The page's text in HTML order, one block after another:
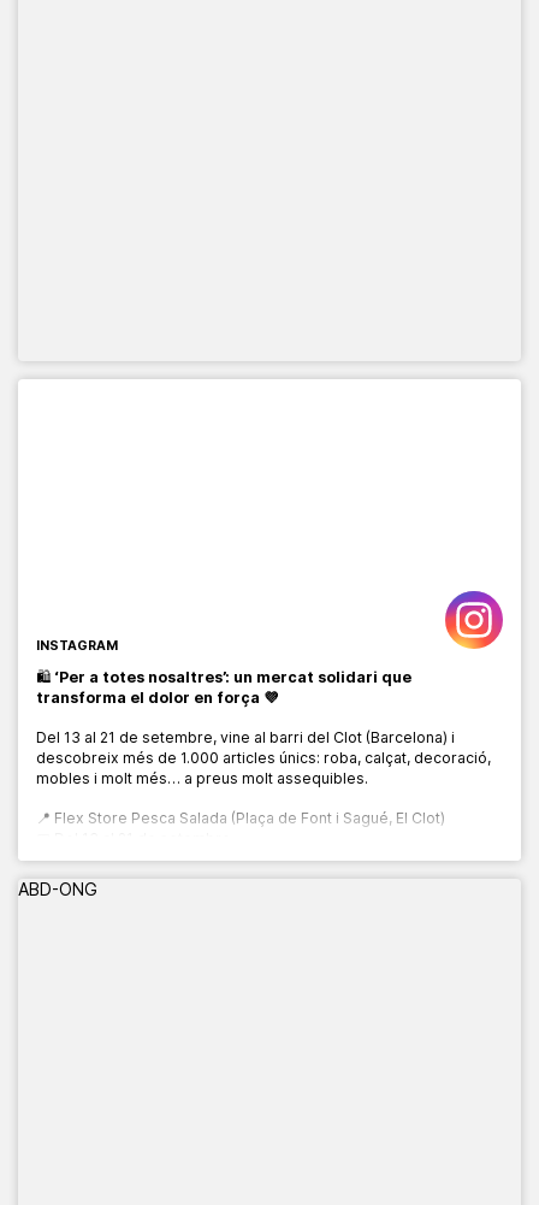
INSTAGRAM
🛍️ ‘Per a totes nosaltres’: un mercat solidari que
transforma el dolor en força 💜
Del 13 al 21 de setembre, vine al barri del Clot (Barcelona) i
descobreix més de 1.000 articles únics: roba, calçat, decoració,
mobles i molt més… a preus molt assequibles.
📍 Flex Store Pesca Salada (Plaça de Font i Sagué, El Clot)
🕙 De 10:00 a 20:00 h
ABD-ONG